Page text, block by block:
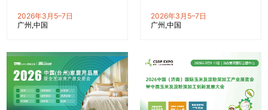
2026年3月5–7日
广州 中国
2026年3月5–7日
广州 中国